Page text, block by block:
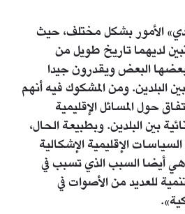
الأمور بشكل مختلف، حيث
لديهما تاريخ طويل من
البعض ويقدرون جيدا
البلدين. ومن المشكوك فيه أنهم
حول المسائل الإقليمية
بين البلدين. وبطبيعة الحال،
الإقليمية الإشكالية
أيضا السبب الذي تسبب في
للعديد من الأصوات في